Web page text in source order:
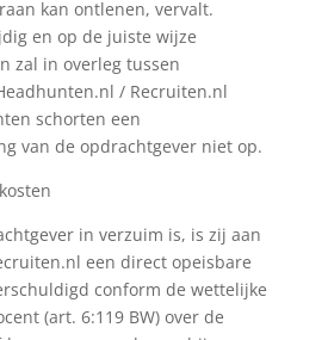
kan ontlenen, vervalt.
en op de juiste wijze
zal in overleg tussen
/ Recruiten.nl
schorten een
van de opdrachtgever niet op.
in verzuim is, is zij aan
een direct opeisbare
conform de wettelijke
(art. 6:119 BW) over de